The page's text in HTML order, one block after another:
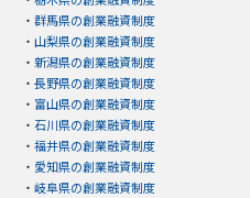
・ 群馬県の創業融資制度
・ 山梨県の創業融資制度
・ 新潟県の創業融資制度
・ 長野県の創業融資制度
・ 富山県の創業融資制度
・ 石川県の創業融資制度
・ 福井県の創業融資制度
・ 愛知県の創業融資制度
・ 岐阜県の創業融資制度